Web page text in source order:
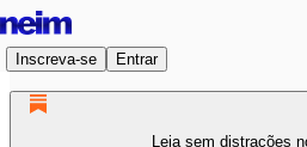
Inscreva-se Entrar
Leia sem distrações